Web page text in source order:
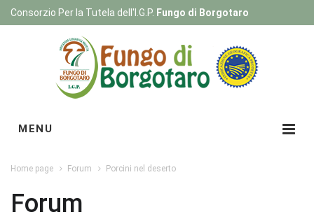
Consorzio Per la Tutela dell'I.G.P. Fungo di Borgotaro
MENU
Home page Forum Porcini nel deserto
Forum